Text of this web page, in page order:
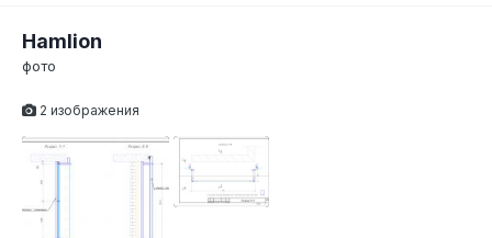
Hamlion
фото
2 изображения